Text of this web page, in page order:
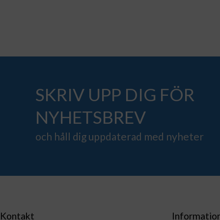
SKRIV UPP DIG FÖR
NYHETSBREV
och håll dig uppdaterad med nyheter
Kontakt